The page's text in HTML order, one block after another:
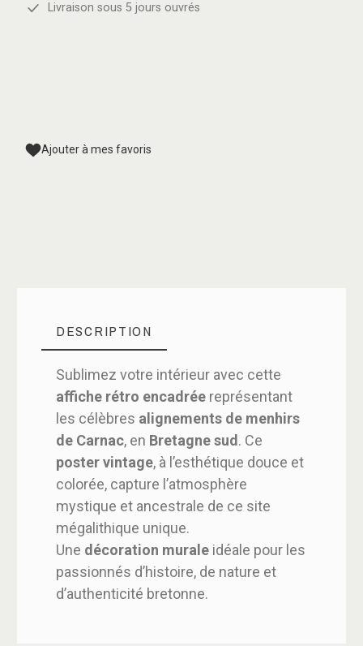
Livraison sous 5 jours ouvrés
Ajouter à mes favoris
DESCRIPTION
Sublimez votre intérieur avec cette
affiche rétro encadrée représentant
les célèbres alignements de menhirs
de Carnac, en Bretagne sud. Ce
poster vintage, à l’esthétique douce et
colorée, capture l’atmosphère
mystique et ancestrale de ce site
mégalithique unique.
Une décoration murale idéale pour les
passionnés d’histoire, de nature et
d’authenticité bretonne.